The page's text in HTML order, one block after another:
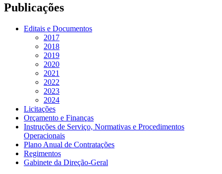
Publicações
Editais e Documentos
2017
2018
2019
2020
2021
2022
2023
2024
Licitações
Orçamento e Finanças
Instruções de Serviço, Normativas e Procedimentos
Operacionais
Plano Anual de Contratações
Regimentos
Gabinete da Direção-Geral